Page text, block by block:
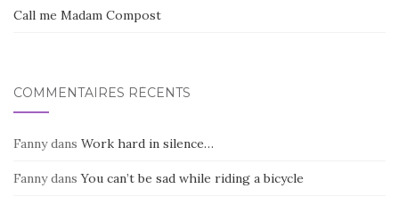
Call me Madam Compost
COMMENTAIRES RÉCENTS
Fannydans Work hard in silence…
FannydansYou can’t be sad while riding a bicycle